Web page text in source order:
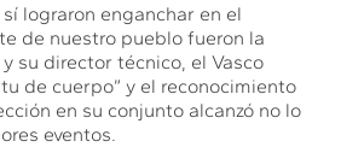
lograron enganchar en el
de nuestro pueblo fueron la
su director técnico, el Vasco
de cuerpo” y el reconocimiento
en su conjunto alcanzó no lo
eventos.